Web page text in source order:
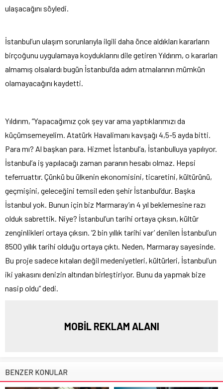
ulaşacağını söyledi.
İstanbul’un ulaşım sorunlarıyla ilgili daha önce aldıkları kararların
birçoğunu uygulamaya koyduklarını dile getiren Yıldırım, o kararları
almamış olsalardı bugün İstanbul’da adım atmalarının mümkün
olamayacağını kaydetti.
Yıldırım, “Yapacağımız çok şey var ama yaptıklarımızı da
küçümsemeyelim. Atatürk Havalimanı kavşağı 4,5-5 ayda bitti.
Para mı? Al başkan para. Hizmet İstanbul’a, İstanbulluya yapılıyor.
İstanbul’a iş yapılacağı zaman paranın hesabı olmaz. Hepsi
teferruattır. Çünkü bu ülkenin ekonomisini, ticaretini, kültürünü,
geçmişini, geleceğini temsil eden şehir İstanbul’dur. Başka
İstanbul yok. Bunun için biz Marmaray’ın 4 yıl beklemesine razı
olduk sabrettik. Niye? İstanbul’un tarihi ortaya çıksın, kültür
zenginlikleri ortaya çıksın. ’2 bin yıllık tarihi var’ denilen İstanbul’un
8500 yıllık tarihi olduğu ortaya çıktı. Neden, Marmaray sayesinde.
Bu proje sadece kıtaları değil medeniyetleri, kültürleri, İstanbul’un
iki yakasını denizin altından birleştiriyor. Bunu da yapmak bize
nasip oldu” dedi.
MOBİL REKLAM ALANI
BENZER KONULAR